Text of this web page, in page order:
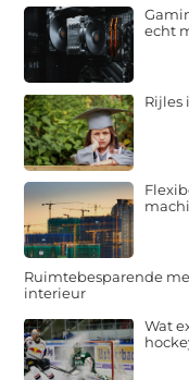
echt
Rijles
Ruimtebesparende
interieur
Wat